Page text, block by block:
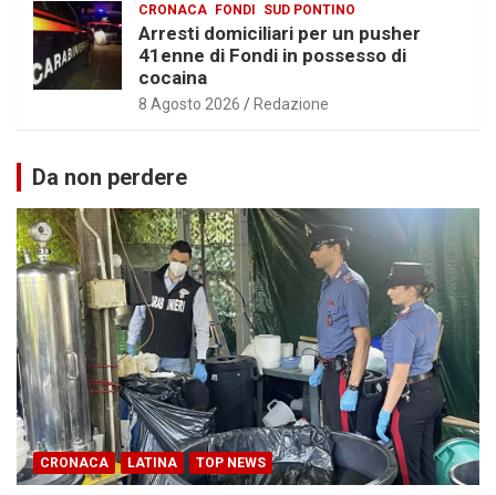
CRONACA FONDI SUD PONTINO
Arresti domiciliari per un pusher
41enne di Fondi in possesso di
cocaina
8 Agosto 2026 Redazione
Da non perdere
CRONACA LATINA TOP NEWS